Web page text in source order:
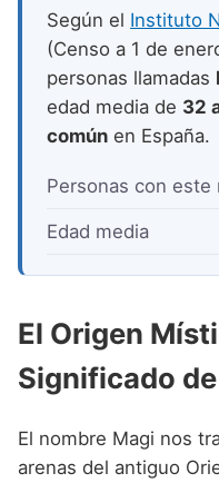
Nombres de
Nombres de
Nombres de
Nombres de
Nombres de
Nombres de
Nombres de
Nombres de
Nombres de
Nombres
Nombres
Según el Instituto
(Censo a 1 de
personas llamadas
edad media de 32
común en España.
Personas con este
Edad media
El Origen
Significado
El nombre Magi nos
arenas del antiguo